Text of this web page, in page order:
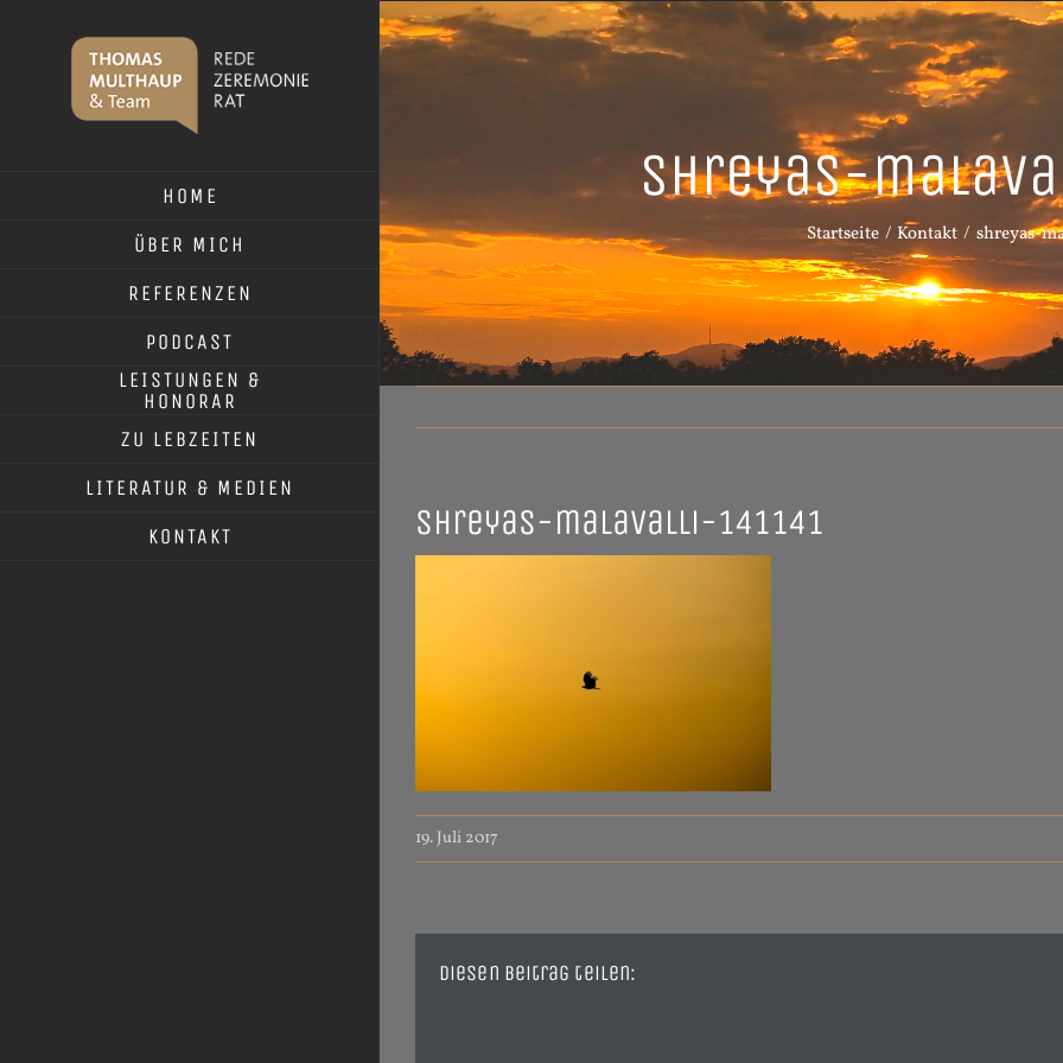
HOME
ÜBER MICH
REFERENZEN
PODCAST
LEISTUNGEN &
HONORAR
ZU LEBZEITEN
LITERATUR & MEDIEN
KONTAKT
shreyas-
Startseite Kontakt shreyas-
shreyas-malavalli-141141
19. Juli 2017
Diesen Beitrag teilen: